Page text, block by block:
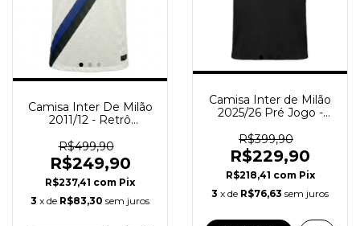
Camisa Inter De Milão
2011/12 - Retrô
R$499,90
R$249,90
R$237,41 com Pix
3 x de R$83,30 sem juros
Camisa Inter de Milão
2025/26 Pré Jogo -
Preta
R$399,90
R$229,90
R$218,41 com Pix
3 x de R$76,63 sem juros